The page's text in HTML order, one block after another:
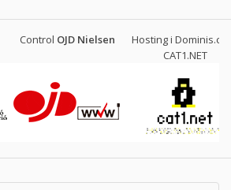
Control OJD Nielsen
Hosting i
CAT1.NET